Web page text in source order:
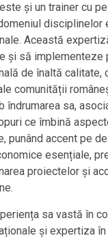
și un trainer cu
disciplinelor
Această
și să implementeze
de înaltă calitate,
comunității
îndrumarea sa,
ce îmbină
punând accent pe
esențiale,
proiectelor și
sa vastă în
și expertiza